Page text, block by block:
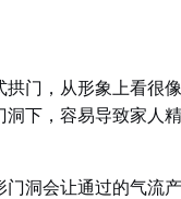
门，从形象上看很
下，容易导致家人
洞会让通过的气流